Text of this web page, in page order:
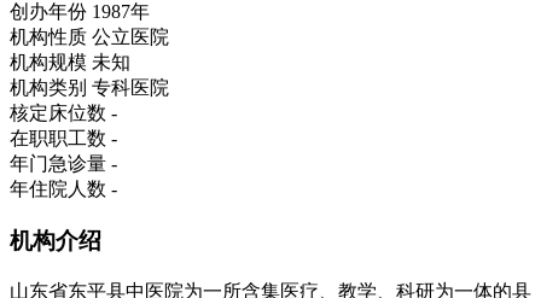
创办年份 1987年
机构性质 公立医院
机构规模 未知
机构类别 专科医院
核定床位数 -
在职职工数 -
年门急诊量 -
年住院人数 -
机构介绍
山东省东平县中医院为一所含集医疗、教学、科研为一体的县